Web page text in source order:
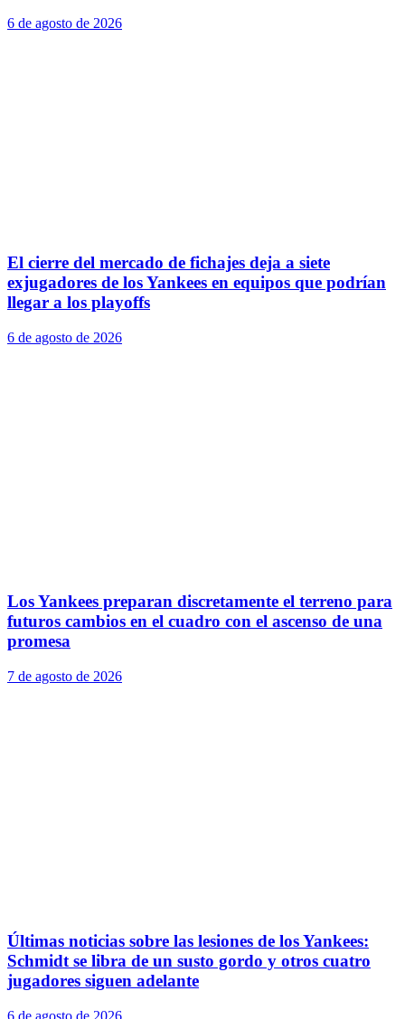
6 de agosto de 2026
El cierre del mercado de fichajes deja a siete
exjugadores de los Yankees en equipos que podrían
llegar a los playoffs
6 de agosto de 2026
Los Yankees preparan discretamente el terreno para
futuros cambios en el cuadro con el ascenso de una
promesa
7 de agosto de 2026
Últimas noticias sobre las lesiones de los Yankees:
Schmidt se libra de un susto gordo y otros cuatro
jugadores siguen adelante
6 de agosto de 2026